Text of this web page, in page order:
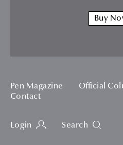
Buy
Pen Magazine Official
Contact
Login Search